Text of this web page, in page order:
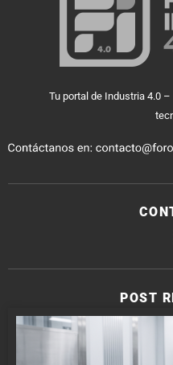
Tu portal de Industria 4.0
POST